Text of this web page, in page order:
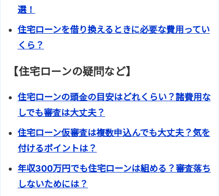
選！
住宅ローンを借り換えるときに必要な費用ってい
くら？
【住宅ローンの疑問など】
住宅ローンの頭金の目安はどれくらい？諸費用な
しでも審査は大丈夫？
住宅ローン仮審査は複数申込んでも大丈夫？気を
付けるポイントは？
年収300万円でも住宅ローンは組める？審査落ち
しないためには？